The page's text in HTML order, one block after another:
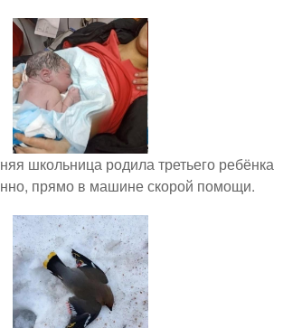
школьница родила третьего ребёнка
прямо в машине скорой помощи.